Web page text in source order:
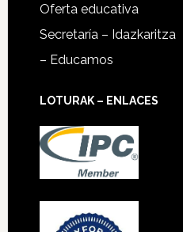
Oferta educativa
Secretaría – Idazkaritza
– Educamos
LOTURAK – ENLACES